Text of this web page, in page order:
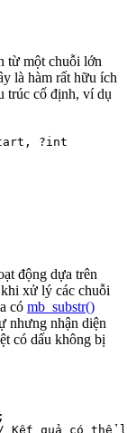
từ một chuỗi lớn
là hàm rất hữu ích
trúc cố định, ví dụ
?int
động dựa trên
xử lý các chuỗi
có mb_substr()
nhưng nhận diện
có dấu không bị
Kết quả có